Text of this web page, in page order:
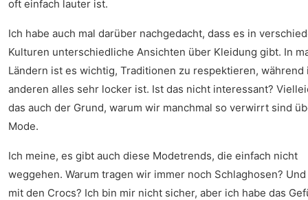
oft einfach lauter ist.
Ich habe auch mal darüber nachgedacht, dass es in
Kulturen unterschiedliche Ansichten über Kleidung gibt. In
Ländern ist es wichtig, Traditionen zu respektieren, während
anderen alles sehr locker ist. Ist das nicht interessant?
das auch der Grund, warum wir manchmal so verwirrt sind
Mode.
Ich meine, es gibt auch diese Modetrends, die einfach nicht
weggehen. Warum tragen wir immer noch Schlaghosen?
mit den Crocs? Ich bin mir nicht sicher, aber ich habe das